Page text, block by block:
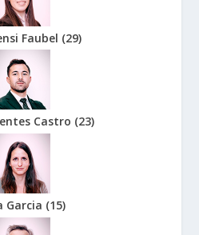
Faubel (29)
Castro (23)
Garcia (15)